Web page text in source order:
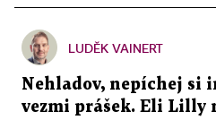
LUDĚK VAINERT
Nehladov, nepíchej si
vezmi prášek. Eli Lilly